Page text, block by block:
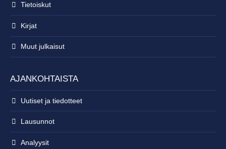
Tietoiskut
Kirjat
Muut julkaisut
AJANKOHTAISTA
Uutiset ja tiedotteet
Lausunnot
Analyysit